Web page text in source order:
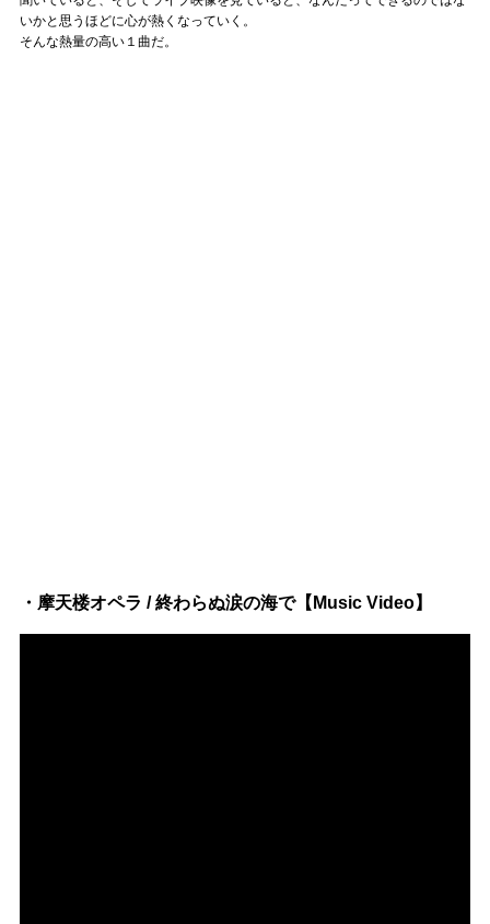
いかと思うほどに心が熱くなっていく。
そんな熱量の高い１曲だ。
・摩天楼オペラ / 終わらぬ涙の海で【Music Video】